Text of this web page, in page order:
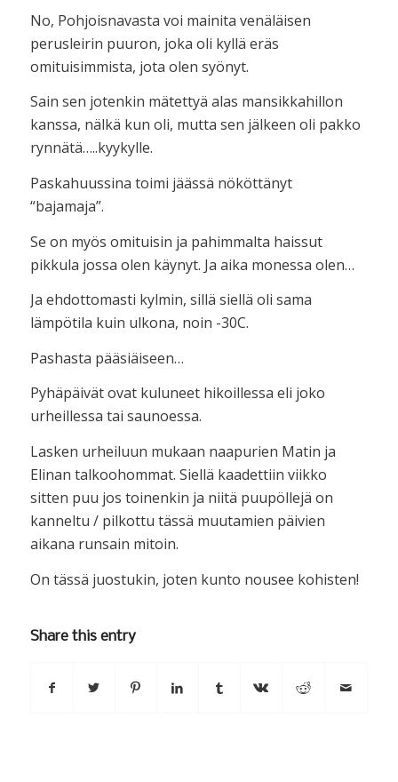
No, Pohjoisnavasta voi mainita venäläisen
perusleirin puuron, joka oli kyllä eräs
omituisimmista, jota olen syönyt.
Sain sen jotenkin mätettyä alas mansikkahillon
kanssa, nälkä kun oli, mutta sen jälkeen oli pakko
rynnätä…..kyykylle.
Paskahuussina toimi jäässä nököttänyt
“bajamaja”.
Se on myös omituisin ja pahimmalta haissut
pikkula jossa olen käynyt. Ja aika monessa olen…
Ja ehdottomasti kylmin, sillä siellä oli sama
lämpötila kuin ulkona, noin -30C.
Pashasta pääsiäiseen…
Pyhäpäivät ovat kuluneet hikoillessa eli joko
urheillessa tai saunoessa.
Lasken urheiluun mukaan naapurien Matin ja
Elinan talkoohommat. Siellä kaadettiin viikko
sitten puu jos toinenkin ja niitä puupöllejä on
kanneltu / pilkottu tässä muutamien päivien
aikana runsain mitoin.
On tässä juostukin, joten kunto nousee kohisten!
Share this entry